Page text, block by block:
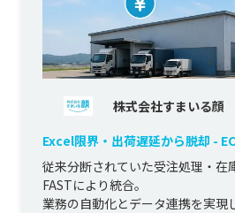
株式会社すまいる顔
Excel限界・出荷遅延から脱却 -
合基盤
従来分断されていた受注処理・在
FASTにより統合。
業務の自動化とデータ連携を実現